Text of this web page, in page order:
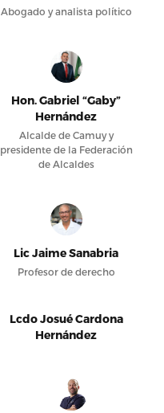
Abogado y analista político
Hon. Gabriel “Gaby”
Hernández
Alcalde de Camuy y
presidente de la Federación
de Alcaldes
Lic Jaime Sanabria
Profesor de derecho
Lcdo Josué Cardona
Hernández